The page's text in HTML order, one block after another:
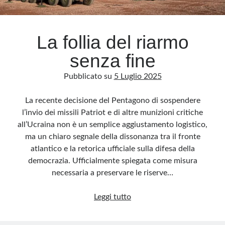
Archivio
Questo blog non rappresenta una testata giornalistica, in quanto viene aggiornato
senza alcuna periodicità. Non può pertanto considerarsi un prodotto editoriale ai
sensi della legge n· 62 del 7.03.2001. L’autore non è responsabile di quanto
pubblicato dai lettori nei commenti ai vari post. Saranno comunque cancellati quelli
ritenuti offensivi o lesivi dell’immagine o dell’onorabilità di terzi, di genere spam,
razzisti o che contengano dati personali non conformi al rispetto delle norme sulla
diritti d’autore, vi invito a comunicarlo via e-mail a info[at]dinovalle.it e saranno
La follia del riarmo
senza fine
Pubblicato su 5 Luglio 2025
La recente decisione del Pentagono di sospendere
l’invio dei missili Patriot e di altre munizioni critiche
all’Ucraina non è un semplice aggiustamento logistico,
ma un chiaro segnale della dissonanza tra il fronte
atlantico e la retorica ufficiale sulla difesa della
democrazia. Ufficialmente spiegata come misura
necessaria a preservare le riserve…
Leggi tuttoLa